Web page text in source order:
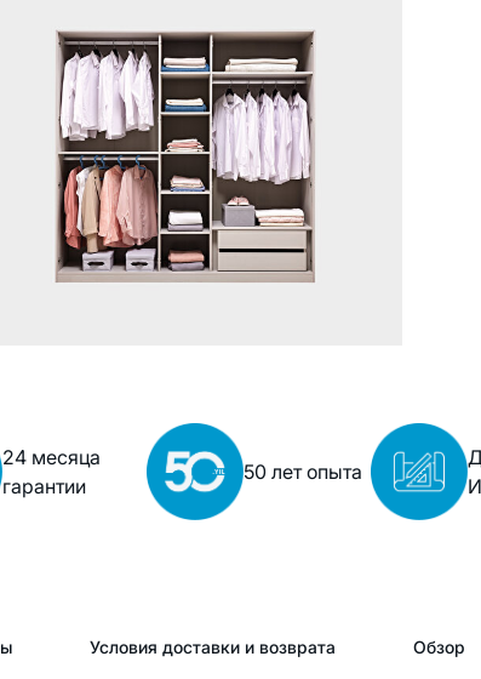
24 месяца
гарантии
50 лет опыта
Условия доставки и возврата Обзор